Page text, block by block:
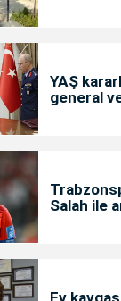
YAŞ
general
Salah ile